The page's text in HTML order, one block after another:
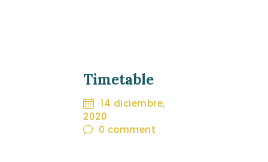
A.M.T. MÉXICO
Timetable
14 diciembre,
2020
0 comment